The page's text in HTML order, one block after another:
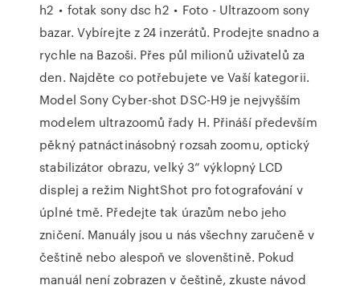
h2 • fotak sony dsc h2 • Foto - Ultrazoom sony
bazar. Vybírejte z 24 inzerátů. Prodejte snadno a
rychle na Bazoši. Přes půl milionů uživatelů za
den. Najděte co potřebujete ve Vaší kategorii.
Model Sony Cyber-shot DSC-H9 je nejvyšším
modelem ultrazoomů řady H. Přináší především
pěkný patnáctinásobný rozsah zoomu, optický
stabilizátor obrazu, velký 3” výklopný LCD
displej a režim NightShot pro fotografování v
úplné tmě. Předejte tak úrazům nebo jeho
zničení. Manuály jsou u nás všechny zaručeně v
češtině nebo alespoň ve slovenštině. Pokud
manuál není zobrazen v češtině, zkuste návod